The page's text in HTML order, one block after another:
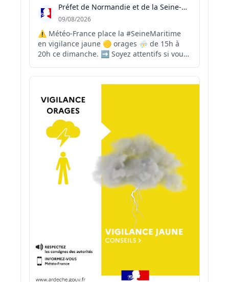
Préfet de Normandie et de la Seine-Maritime
09/08/2026
⚠ Météo-France place la #SeineMaritime
en vigilance jaune 🟡 orages ⛈ de 15h à
20h ce dimanche. ➡ Soyez attentifs si vous
météorologique